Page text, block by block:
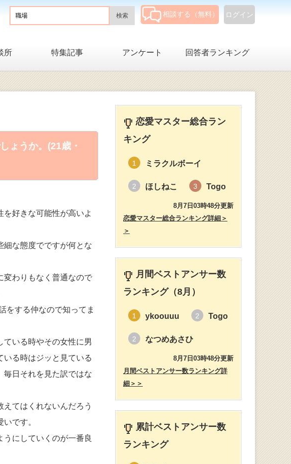
ログイン
相談する（無料）
所 特集記事 アンケート 回答者ランキング
ょうか。(21歳・
好きな可能性が高いよ
細な態度でですが何とな
変わりもなく普通なので
をする仲なので知ってま
いる時やその女性に男
る時はジッと見ている
毎日それを見た訳ではな
てはくれないんだろう
です。
にしていくのが一番良
恋愛マスター総合ラン
キング
1 ミラクルボーイ
2 ほしねこ 3 Togo
8月7日03時48分更新
恋愛マスター総合ランキング詳細＞
＞
月間ベストアンサー数
ランキング（8月）
1 ykoouuu 2 Togo
2 なつめあさひ
8月7日03時48分更新
月間ベストアンサー数ランキング詳
細＞＞
累計ベストアンサー数
ランキング